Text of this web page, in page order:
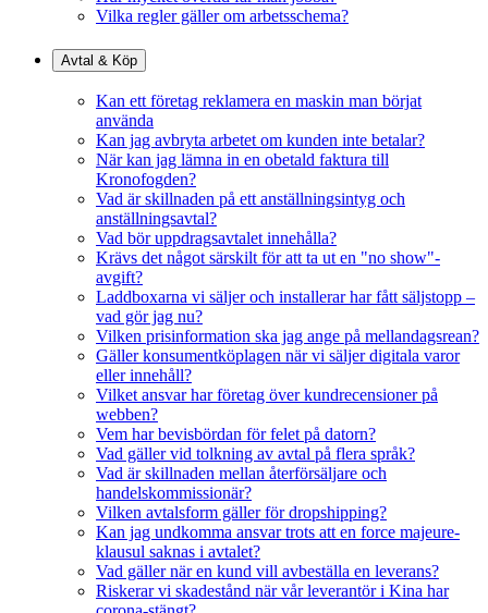
Vilka regler gäller om arbetsschema?
Avtal & Köp
Kan ett företag reklamera en maskin man börjat
använda
Kan jag avbryta arbetet om kunden inte betalar?
När kan jag lämna in en obetald faktura till
Kronofogden?
Vad är skillnaden på ett anställningsintyg och
anställningsavtal?
Vad bör uppdragsavtalet innehålla?
Krävs det något särskilt för att ta ut en "no show"-
avgift?
Laddboxarna vi säljer och installerar har fått säljstopp –
vad gör jag nu?
Vilken prisinformation ska jag ange på mellandagsrean?
Gäller konsumentköplagen när vi säljer digitala varor
eller innehåll?
Vilket ansvar har företag över kundrecensioner på
webben?
Vem har bevisbördan för felet på datorn?
Vad gäller vid tolkning av avtal på flera språk?
Vad är skillnaden mellan återförsäljare och
handelskommissionär?
Vilken avtalsform gäller för dropshipping?
Kan jag undkomma ansvar trots att en force majeure-
klausul saknas i avtalet?
Vad gäller när en kund vill avbeställa en leverans?
Riskerar vi skadestånd när vår leverantör i Kina har